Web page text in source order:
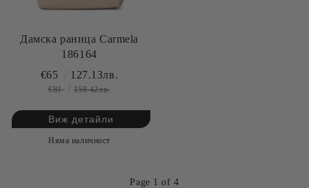
Дамска раница Carmela
186164
€65 127.13лв.
€81 158.42лв.
Виж детайли
Няма наличност
Page 1 of 4